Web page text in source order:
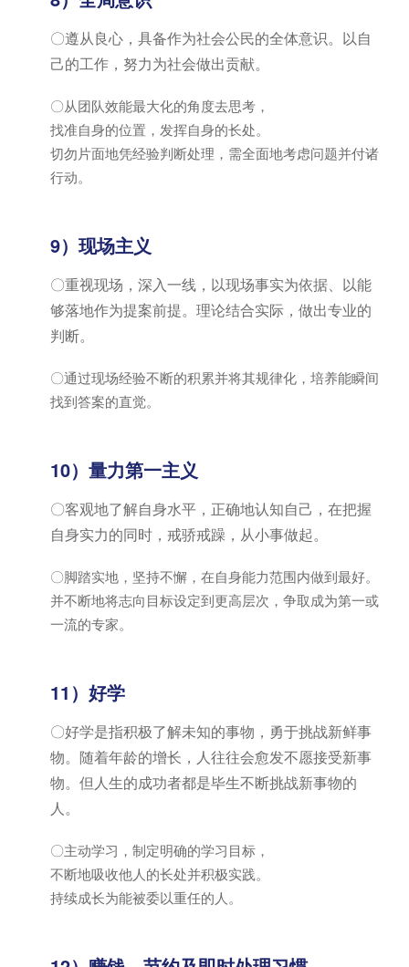
〇遵从良心，具备作为社会公民的全体意识。以自
己的工作，努力为社会做出贡献。
〇从团队效能最大化的角度去思考，
找准自身的位置，发挥自身的长处。
切勿片面地凭经验判断处理，需全面地考虑问题并付诸
行动。
9）现场主义
〇重视现场，深入一线，以现场事实为依据、以能
够落地作为提案前提。理论结合实际，做出专业的
判断。
〇通过现场经验不断的积累并将其规律化，培养能瞬间
找到答案的直觉。
10）量力第一主义
〇客观地了解自身水平，正确地认知自己，在把握
自身实力的同时，戒骄戒躁，从小事做起。
〇脚踏实地，坚持不懈，在自身能力范围内做到最好。
并不断地将志向目标设定到更高层次，争取成为第一或
一流的专家。
11）好学
〇好学是指积极了解未知的事物，勇于挑战新鲜事
物。随着年龄的增长，人往往会愈发不愿接受新事
物。但人生的成功者都是毕生不断挑战新事物的
人。
〇主动学习，制定明确的学习目标，
不断地吸收他人的长处并积极实践。
持续成长为能被委以重任的人。